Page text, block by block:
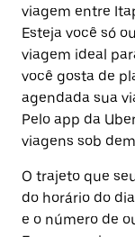
viagem entre
Esteja você só
viagem ideal
você gosta de
agendada sua
Pelo app da
viagens sob
O trajeto que
do horário do
e o número de